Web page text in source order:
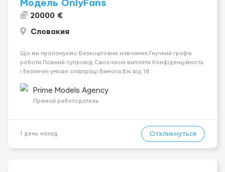
Модель OnlyFans
20000 €
Словакия
Що ми пропонуємо:Безкоштовне навчання.Гнучкий графік
роботи.Повний супровід Своєчасні виплати.Конфіденційність
і безпечні умови співпраці.Вимоги:Вік від 18
розвиватися.Досвід не обов’язковий.Якщо вас зацікавила
вакансія — залишайте відгук, і ми зв’яжемося ...
Prime Models Agency
Прямой работодатель
1 день назад Откликнуться